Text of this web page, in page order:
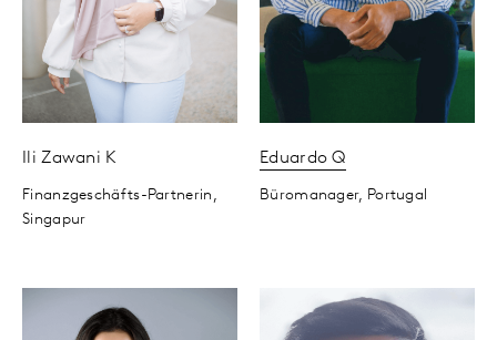
Ili Zawani K
Finanzgeschäfts-Partnerin,
Singapur
EduardoQ
Büromanager, Portugal